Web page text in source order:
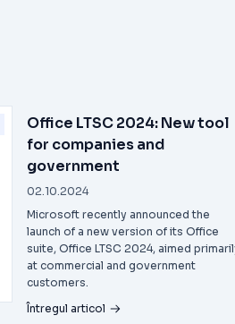
Office LTSC 2024: New tool
for companies and
government
02.10.2024
Microsoft recently announced the
launch of a new version of its Office
suite, Office LTSC 2024, aimed
at commercial and government
customers.
Întregul articol